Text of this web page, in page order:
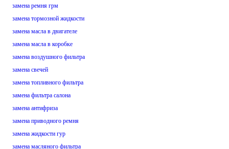
замена ремня грм
замена тормозной жидкости
замена масла в двигателе
замена масла в коробке
замена воздушного фильтра
замена свечей
замена топливного фильтра
замена фильтра салона
замена антифриза
замена приводного ремня
замена жидкости гур
замена масляного фильтра